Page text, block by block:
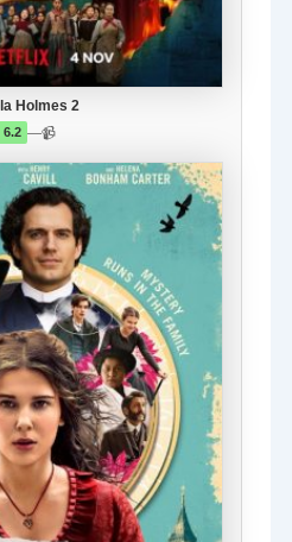
Holmes 2
6.2 —📹